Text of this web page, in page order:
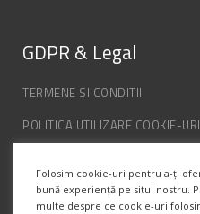
GDPR & Legal
TERMENE SI CONDITII
POLITICA UTILIZARE COOKIE-URI
ANPC
Folosim cookie-uri pentru a-ți
bună experiență pe situl nostru.
multe despre ce cookie-uri